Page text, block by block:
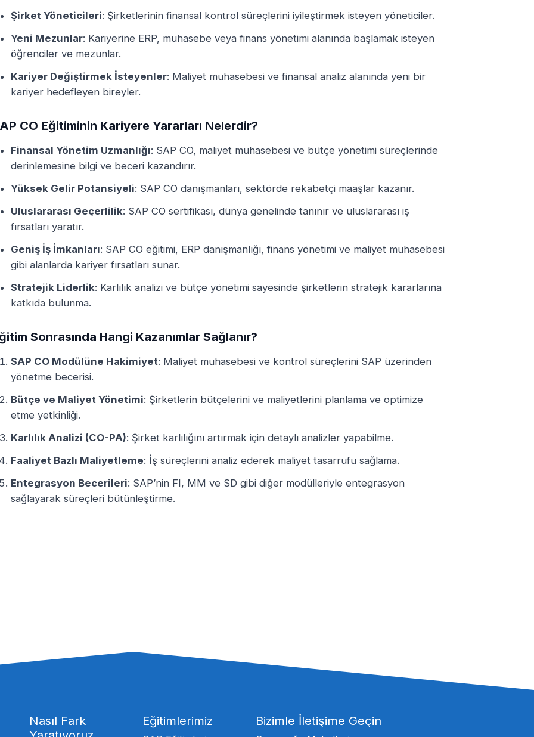
Şirket Yöneticileri: Şirketlerinin finansal kontrol süreçlerini iyileştirmek isteyen yöneticiler.
Yeni Mezunlar: Kariyerine ERP, muhasebe veya finans yönetimi alanında başlamak isteyen
öğrenciler ve mezunlar.
Kariyer Değiştirmek İsteyenler: Maliyet muhasebesi ve finansal analiz alanında yeni bir
kariyer hedefleyen bireyler.
CO Eğitiminin Kariyere Yararları Nelerdir?
Finansal Yönetim Uzmanlığı: SAP CO, maliyet muhasebesi ve bütçe yönetimi süreçlerinde
derinlemesine bilgi ve beceri kazandırır.
Yüksek Gelir Potansiyeli: SAP CO danışmanları, sektörde rekabetçi maaşlar kazanır.
Uluslararası Geçerlilik: SAP CO sertifikası, dünya genelinde tanınır ve uluslararası iş
fırsatları yaratır.
Geniş İş İmkanları: SAP CO eğitimi, ERP danışmanlığı, finans yönetimi ve maliyet muhasebesi
gibi alanlarda kariyer fırsatları sunar.
Stratejik Liderlik: Karlılık analizi ve bütçe yönetimi sayesinde şirketlerin stratejik kararlarına
katkıda bulunma.
Sonrasında Hangi Kazanımlar Sağlanır?
SAP CO Modülüne Hakimiyet: Maliyet muhasebesi ve kontrol süreçlerini SAP üzerinden
yönetme becerisi.
Bütçe ve Maliyet Yönetimi: Şirketlerin bütçelerini ve maliyetlerini planlama ve optimize
etme yetkinliği.
Karlılık Analizi (CO-PA): Şirket karlılığını artırmak için detaylı analizler yapabilme.
Faaliyet Bazlı Maliyetleme: İş süreçlerini analiz ederek maliyet tasarrufu sağlama.
Entegrasyon Becerileri: SAP’nin FI, MM ve SD gibi diğer modülleriyle entegrasyon
sağlayarak süreçleri bütünleştirme.
Nasıl Fark
Eğitimlerimiz Bizimle İletişime Geçin